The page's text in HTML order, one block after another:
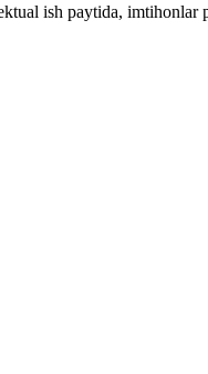
ish paytida, imtihonlar